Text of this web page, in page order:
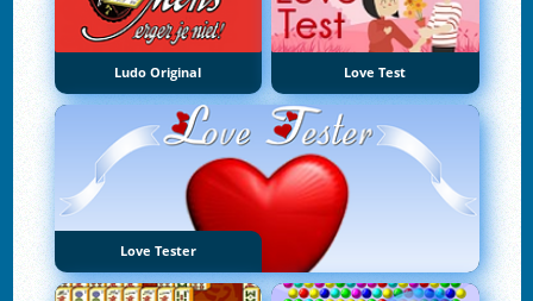
Ludo Original Love Test
Love Tester